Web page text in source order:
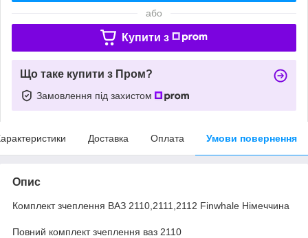
або
Купити з
Що таке купити з Пром?
Замовлення під захистом
Доставка Оплата Умови повернення
Опис
Комплект зчеплення ВАЗ 2110,2111,2112 Finwhale Німеччина
Повний комплект зчеплення ваз 2110